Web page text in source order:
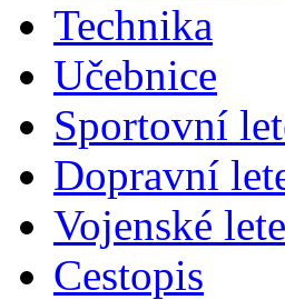
Technika
Učebnice
Sportovní
Dopravní
Vojenské
Cestopis